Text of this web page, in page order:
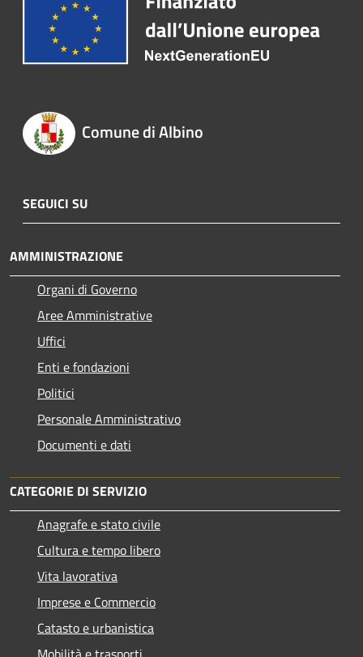
Comune di Albino
SEGUICI SU
AMMINISTRAZIONE
Organi di Governo
Aree Amministrative
Uffici
Enti e fondazioni
Politici
Personale Amministrativo
Documenti e dati
CATEGORIE DI SERVIZIO
Anagrafe e stato civile
Cultura e tempo libero
Vita lavorativa
Imprese e Commercio
Catasto e urbanistica